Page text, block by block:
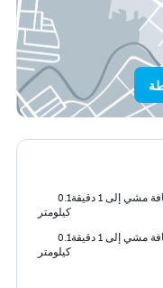
مشي إلى 1 دقيقة
0.1
كيلومتر
مشي إلى 1 دقيقة
0.1
كيلومتر